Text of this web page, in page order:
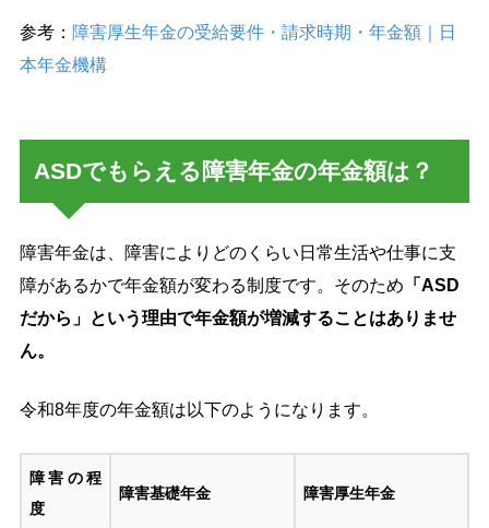
参考： 障害厚生年金の受給要件・請求時期・年金額｜日
本年金機構
ASDでもらえる障害年金の年金額は？
障害年金は、障害によりどのくらい日常生活や仕事に支
障があるかで年金額が変わる制度です。そのため 「ASD
だから」という理由で年金額が増減することはありませ
ん。
令和8年度の年金額は以下のようになります。
障害の程
度
障害基礎年金 障害厚生年金